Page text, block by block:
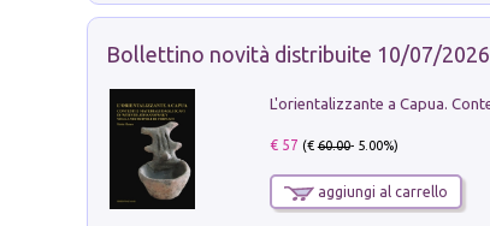
Bollettino novità distribuite 10/07/2026
€ 57 (€60.00- 5.00%)
aggiungi al carrello